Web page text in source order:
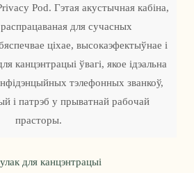
Pod. Гэтая акустычная кабіна,
для сучасных
ціхае, высокаэфектыўнае і
канцэнтрацыі ўвагі, якое ідэальна
тэлефонных званкоў,
і патрэб у прыватнай рабочай
прасторы.
для канцэнтрацыі